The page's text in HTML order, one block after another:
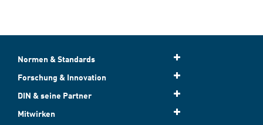
Normen & Standards
Forschung & Innovation
DIN & seine Partner
Mitwirken